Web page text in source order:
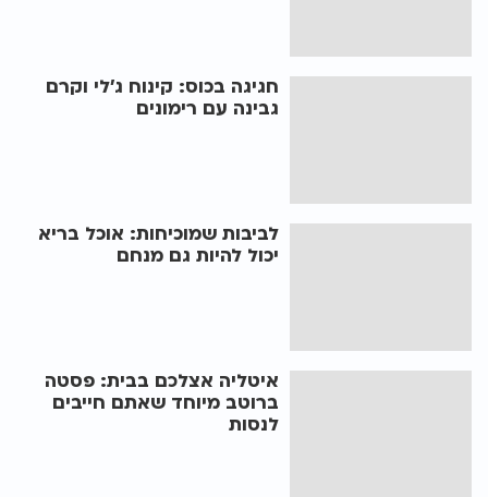
חגיגה בכוס: קינוח ג׳לי וקרם
גבינה עם רימונים
לביבות שמוכיחות: אוכל בריא
יכול להיות גם מנחם
איטליה אצלכם בבית: פסטה
ברוטב מיוחד שאתם חייבים
לנסות